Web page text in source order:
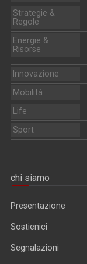
Strategie &
Regole
Energie &
Risorse
Innovazione
Mobilità
Life
Sport
chi siamo
Presentazione
Sostienici
Segnalazioni